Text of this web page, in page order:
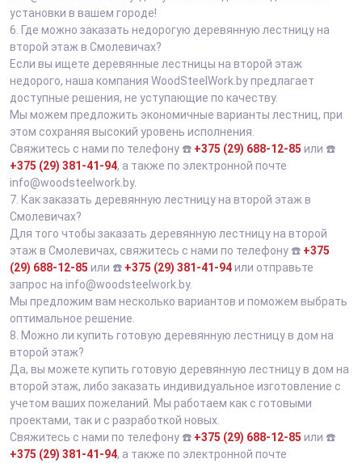
установки в вашем городе!
6. Где можно заказать недорогую деревянную лестницу на
второй этаж в Смолевичах?
Если вы ищете деревянные лестницы на второй этаж
недорого, наша компания WoodSteelWork.by предлагает
доступные решения, не уступающие по качеству.
Мы можем предложить экономичные варианты лестниц, при
этом сохраняя высокий уровень исполнения.
Свяжитесь с нами по телефону ☎️ +375 (29) 688-12-85 или ☎️
+375 (29) 381-41-94, а также по электронной почте
info@woodsteelwork.by.
7. Как заказать деревянную лестницу на второй этаж в
Смолевичах?
Для того чтобы заказать деревянную лестницу на второй
этаж в Смолевичах, свяжитесь с нами по телефону ☎️ +375
(29) 688-12-85 или ☎️ +375 (29) 381-41-94или отправьте
запрос на info@woodsteelwork.by.
Мы предложим вам несколько вариантов и поможем выбрать
оптимальное решение.
8. Можно ли купить готовую деревянную лестницу в дом на
второй этаж?
Да, вы можете купить готовую деревянную лестницу в дом на
второй этаж, либо заказать индивидуальное изготовление с
учетом ваших пожеланий. Мы работаем как с готовыми
проектами, так и с разработкой новых.
Свяжитесь с нами по телефону ☎️ +375 (29) 688-12-85 или ☎️
+375 (29) 381-41-94, а также по электронной почте